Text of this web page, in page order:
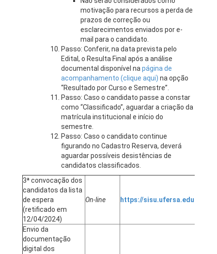
motivação para recursos a perda de
prazos de correção ou
esclarecimentos enviados por e-
mail para o candidato.
Passo: Conferir, na data prevista pelo
Edital, o Resulta Final após a análise
documental disponível na página de
acompanhamento (clique aqui) na opção
“Resultado por Curso e Semestre”.
Passo: Caso o candidato passe a constar
como “Classificado”, aguardar a criação da
matrícula institucional e início do
semestre.
Passo: Caso o candidato continue
figurando no Cadastro Reserva, deverá
aguardar possíveis desistências de
candidatos classificados.
3ª convocação dos
candidatos da lista
de espera
(retificado em
12/04/2024)
On-line https://sisu.ufersa.edu.br/
Envio da
documentação
digital dos